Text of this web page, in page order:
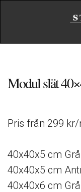
Modul slät
Pris från 299 kr/
40x40x5 cm
40x40x5 cm
40x40x6 cm